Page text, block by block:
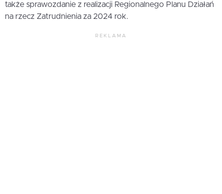
także sprawozdanie z realizacji Regionalnego Planu Działań
na rzecz Zatrudnienia za 2024 rok.
REKLAMA